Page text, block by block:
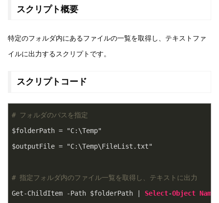
スクリプト概要
特定のフォルダ内にあるファイルの一覧を取得し、テキストファ
イルに出力するスクリプトです。
スクリプトコード
# フォルダのパスを指定
$folderPath = "C:\Temp"
$outputFile = "C:\Temp\FileList.txt"
# 指定フォルダ内のファイル一覧を取得し、テキストに出力
Get-ChildItem -Path $folderPath | Select-Object Name